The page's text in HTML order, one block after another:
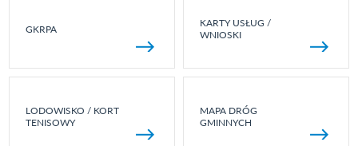
GKRPA
KARTY USŁUG /
WNIOSKI
LODOWISKO / KORT
TENISOWY
MAPA DRÓG
GMINNYCH